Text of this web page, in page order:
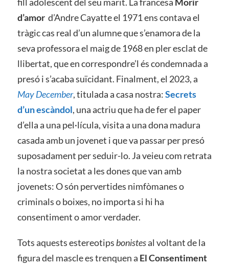
fill adolescent del seu marit. La francesa Morir
d’amord’Andre Cayatte el 1971 ens contava el
tràgic cas real d’un alumne que s’enamora de la
seva professora el maig de 1968 en pler esclat de
llibertat, que en correspondre’l és condemnada a
presó i s’acaba suïcidant. Finalment, el 2023, a
May December, titulada a casa nostra:Secrets
d’un escàndol, una actriu que ha de fer el paper
d’ella a una pel·lícula, visita a una dona madura
casada amb un jovenet i que va passar per presó
suposadament per seduir-lo. Ja veieu com retrata
la nostra societat a les dones que van amb
jovenets: O són pervertides nimfòmanes o
criminals o boixes, no importa si hi ha
consentiment o amor verdader.
Tots aquests estereotips bonistesal voltant de la
figura del mascle es trenquen a El Consentiment